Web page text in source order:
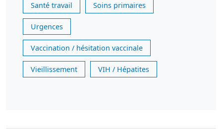
Santé travail Soins primaires
Urgences
Vaccination / hésitation vaccinale
Vieillissement VIH / Hépatites